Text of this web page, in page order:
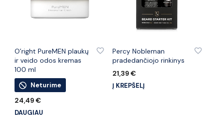
O’right PureMEN plaukų
ir veido odos kremas
100 ml
Neturime
24,49 €
DAUGIAU
Percy Nobleman
pradedančiojo rinkinys
21,39 €
Į KREPŠELĮ